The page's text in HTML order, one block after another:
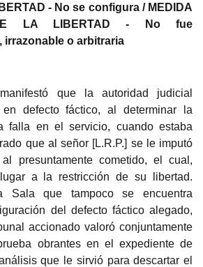
- No se configura / MEDIDA
DE LA LIBERTAD - No fue
o arbitraria
que la autoridad judicial
defecto fáctico, al determinar la
falla en el servicio, cuando estaba
que al señor [L.R.P.] se le imputó
presuntamente cometido, el cual,
a la restricción de su libertad.
Sala que tampoco se encuentra
del defecto fáctico alegado,
accionado valoró conjuntamente
obrantes en el expediente de
que le sirvió para descartar el